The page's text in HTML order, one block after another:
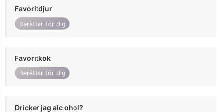
Favoritdjur
Berättar för dig
Favoritkök
Berättar för dig
Dricker jag alc ohol?